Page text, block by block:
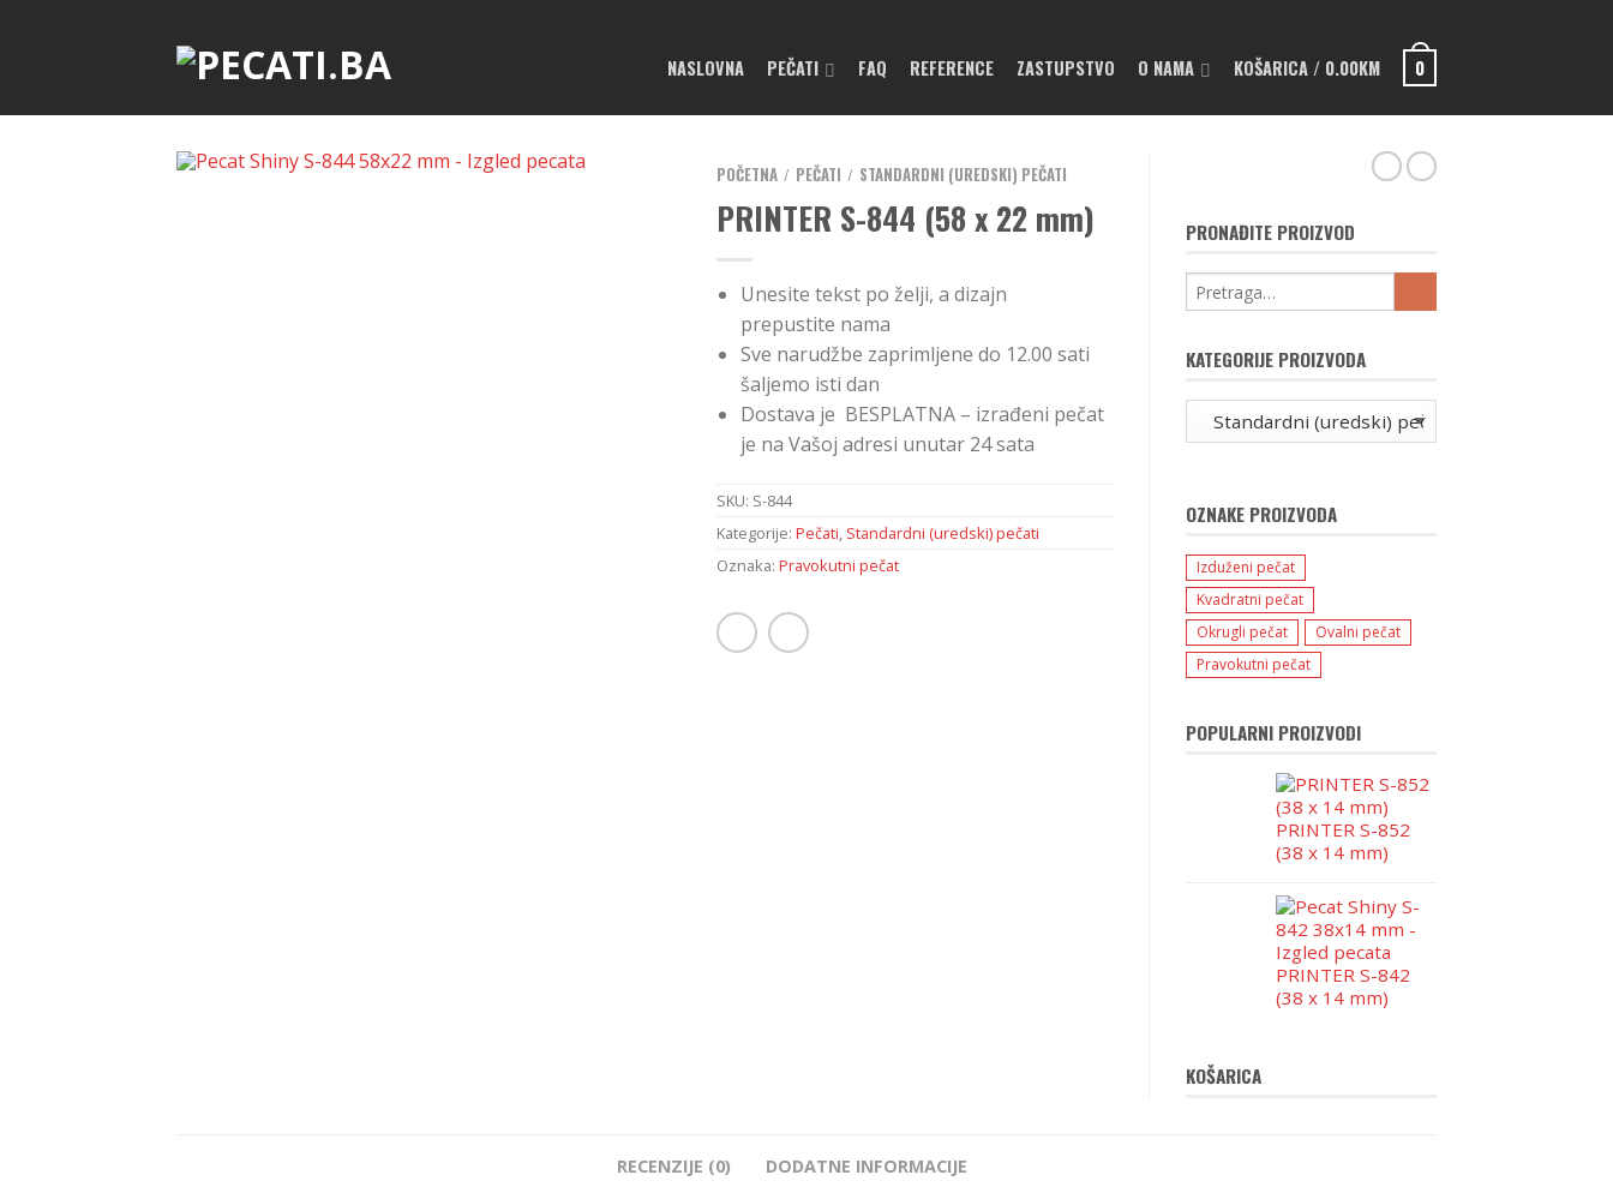
NASLOVNA PEČATI FAQ REFERENCE ZASTUPSTVO O NAMA KOŠARICA / 0.00KM 0
POČETNA / PEČATI / STANDARDNI (UREDSKI) PEČATI
PRINTER S-844 (58 x 22 mm)
Unesite tekst po želji, a dizajn
prepustite nama
Sve narudžbe zaprimljene do 12.00 sati
šaljemo isti dan
Dostava je BESPLATNA – izrađeni pečat
je na Vašoj adresi unutar 24 sata
SKU: S-844
Kategorije: Pečati, Standardni (uredski) pečati
Oznaka: Pravokutni pečat
PRONAĐITE PROIZVOD
KATEGORIJE PROIZVODA
OZNAKE PROIZVODA
Izduženi pečat
Kvadratni pečat
Okrugli pečat
Ovalni pečat
Pravokutni pečat
POPULARNI PROIZVODI
PRINTER S-852
(38 x 14 mm)
PRINTER S-842
(38 x 14 mm)
KOŠARICA
RECENZIJE (0) DODATNE INFORMACIJE